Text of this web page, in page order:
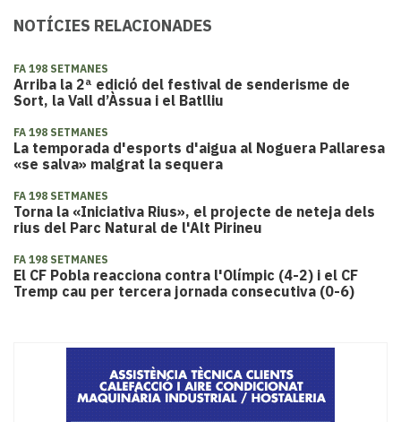
NOTÍCIES RELACIONADES
FA 198 SETMANES
Arriba la 2ª edició del festival de senderisme de
Sort, la Vall d’Àssua i el Batlliu
FA 198 SETMANES
La temporada d'esports d'aigua al Noguera Pallaresa
«se salva» malgrat la sequera
FA 198 SETMANES
Torna la «Iniciativa Rius», el projecte de neteja dels
rius del Parc Natural de l'Alt Pirineu
FA 198 SETMANES
El CF Pobla reacciona contra l'Olímpic (4-2) i el CF
Tremp cau per tercera jornada consecutiva (0-6)